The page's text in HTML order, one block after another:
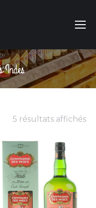
Indes
êtes ici :
5 résultats affichés